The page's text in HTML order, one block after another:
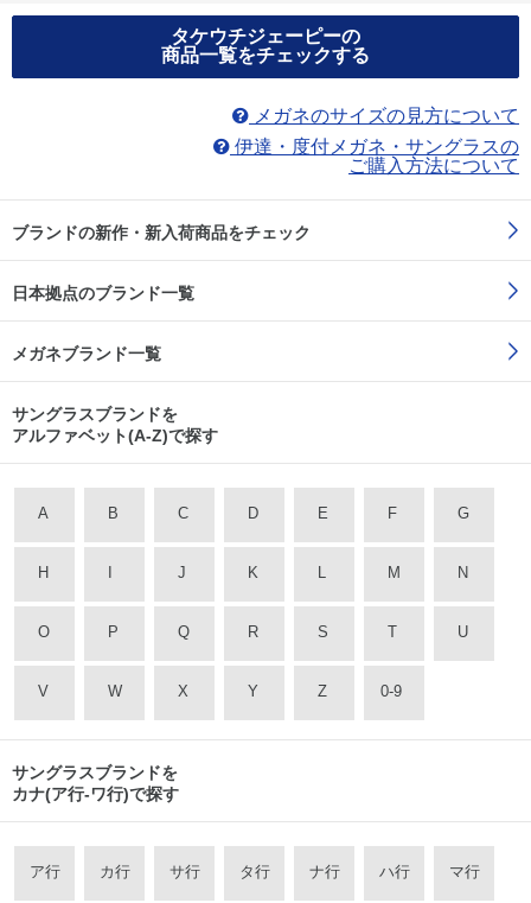
タケウチジェーピーの
商品一覧をチェックする
メガネのサイズの見方について
伊達・度付メガネ・サングラスの
ご購入方法について
ブランドの新作・新入荷商品をチェック
日本拠点のブランド一覧
メガネブランド一覧
サングラスブランドを
アルファベット(A-Z)で探す
A B C D E F G
H J K M N
O P Q R S T U
V W X Y Z 0-9
サングラスブランドを
カナ(ア行-ワ行)で探す
ア行 カ行 サ行 タ行 ナ行 ハ行 マ行